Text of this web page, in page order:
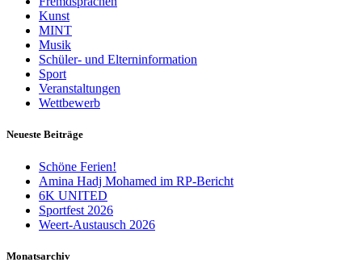
Kunst
MINT
Musik
Schüler- und Elterninformation
Sport
Veranstaltungen
Wettbewerb
Neueste Beiträge
Schöne Ferien!
Amina Hadj Mohamed im RP-Bericht
6K UNITED
Sportfest 2026
Weert-Austausch 2026
Monatsarchiv